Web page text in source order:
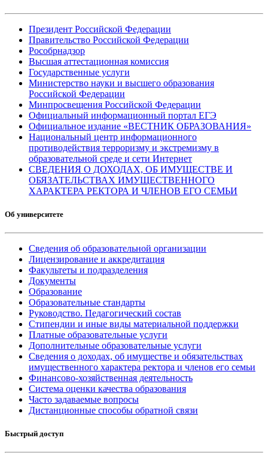
Президент Российской Федерации
Правительство Российской Федерации
Рособрнадзор
Высшая аттестационная комиссия
Государственные услуги
Министерство науки и высшего образования
Российской Федерации
Минпросвещения Российской Федерации
Официальный информационный портал ЕГЭ
Официальное издание «ВЕСТНИК ОБРАЗОВАНИЯ»
Национальный центр информационного
противодействия терроризму и экстремизму в
образовательной среде и сети Интернет
СВЕДЕНИЯ О ДОХОДАХ, ОБ ИМУЩЕСТВЕ И
ОБЯЗАТЕЛЬСТВАХ ИМУЩЕСТВЕННОГО
ХАРАКТЕРА РЕКТОРА И ЧЛЕНОВ ЕГО СЕМЬИ
Об университете
Сведения об образовательной организации
Лицензирование и аккредитация
Факультеты и подразделения
Документы
Образование
Образовательные стандарты
Руководство. Педагогический состав
Стипендии и иные виды материальной поддержки
Платные образовательные услуги
Дополнительные образовательные услуги
Сведения о доходах, об имуществе и обязательствах
имущественного характера ректора и членов его семьи
Финансово-хозяйственная деятельность
Система оценки качества образования
Часто задаваемые вопросы
Дистанционные способы обратной связи
Быстрый доступ